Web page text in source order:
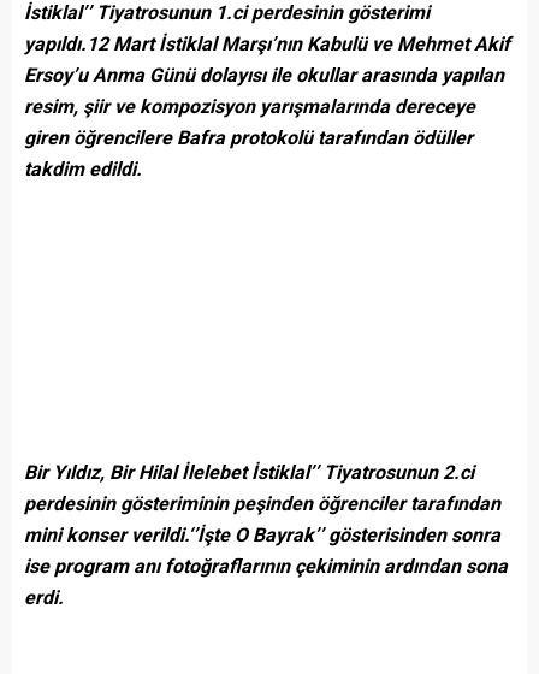
İstiklal’’ Tiyatrosunun 1.ci perdesinin gösterimi
yapıldı.12 Mart İstiklal Marşı’nın Kabulü ve Mehmet Akif
Ersoy’u Anma Günü dolayısı ile okullar arasında yapılan
resim, şiir ve kompozisyon yarışmalarında dereceye
giren öğrencilere Bafra protokolü tarafından ödüller
takdim edildi.
Bir Yıldız, Bir Hilal İlelebet İstiklal’’ Tiyatrosunun 2.ci
perdesinin gösteriminin peşinden öğrenciler tarafından
mini konser verildi.‘’İşte O Bayrak’’ gösterisinden sonra
ise program anı fotoğraflarının çekiminin ardından sona
erdi.